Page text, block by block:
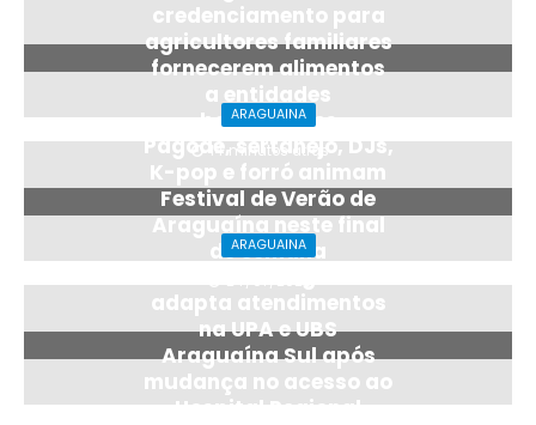
credenciamento para
agricultores familiares
fornecerem alimentos
a entidades
beneficentes
14 minutos atrás
ARAGUAINA
Pagode, sertanejo, DJs,
K-pop e forró animam
Festival de Verão de
Araguaína neste final
de semana
24/07/2026
ARAGUAINA
adapta atendimentos
na UPA e UBS
Araguaína Sul após
mudança no acesso ao
Hospital Regional